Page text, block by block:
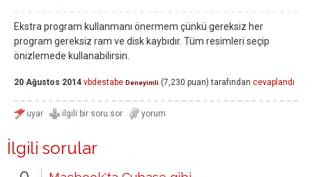
Ekstra program kullanmanı önermem çünkü gereksiz her
program gereksiz ram ve disk kaybıdır. Tüm resimleri seçip
önizlemede kullanabilirsin.
20 Ağustos 2014 vbdestabe Deneyimli (7,230 puan) tarafından cevaplandı
İlgili sorular